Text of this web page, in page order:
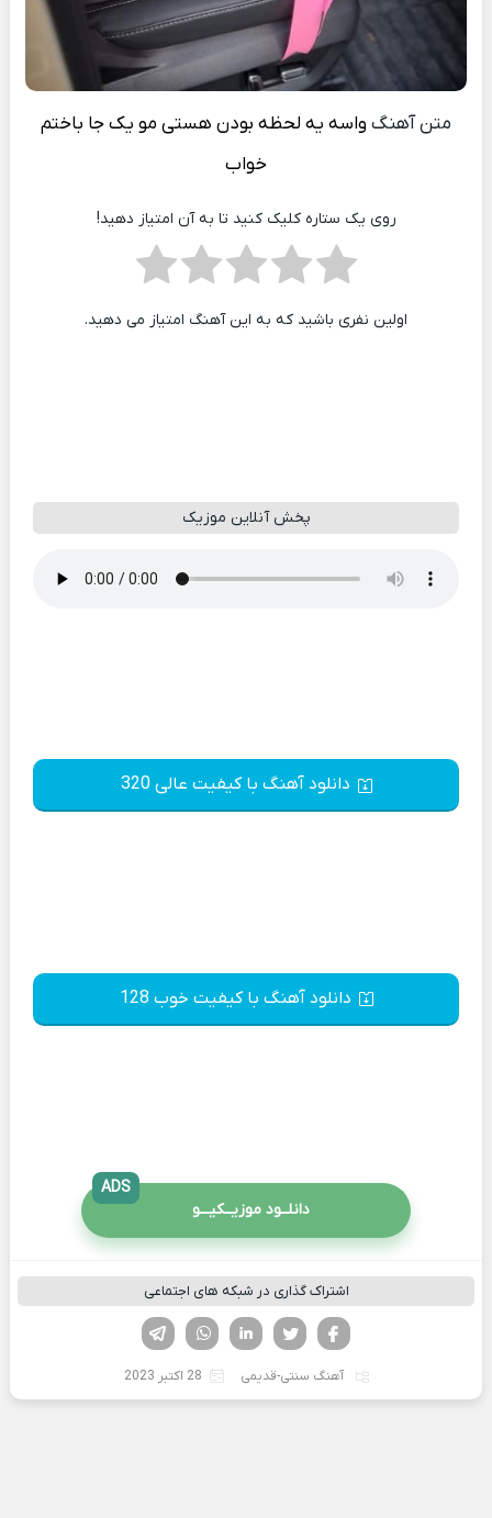
متن آهنگ واسه یه لحظه بودن هستی مو یک جا باختم
خواب
روی یک ستاره کلیک کنید تا به آن امتیاز دهید!
اولین نفری باشید که به این آهنگ امتیاز می دهید.
پخش آنلاین موزیک
دانلود آهنگ با کیفیت عالی 320
دانلود آهنگ با کیفیت خوب 128
دانلــود موزیــکیـــو
ADS
اشتراک گذاری در شبکه های اجتماعی
لینکدین تویتر
فیسوک
آهنگ سنتی-قدیمی 28 اکتبر 2023